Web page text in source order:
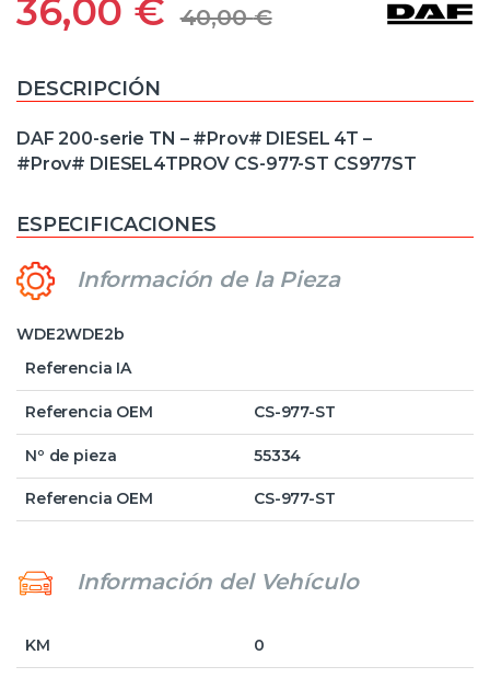
36,00 € 40,00€
DESCRIPCIÓN
DAF 200-serie TN – #Prov# DIESEL 4T –
#Prov# DIESEL4TPROV CS-977-ST CS977ST
ESPECIFICACIONES
Información de la Pieza
WDE2WDE2b
Referencia IA
Referencia OEM CS-977-ST
Nº de pieza 55334
Referencia OEM CS-977-ST
Información del Vehículo
KM 0